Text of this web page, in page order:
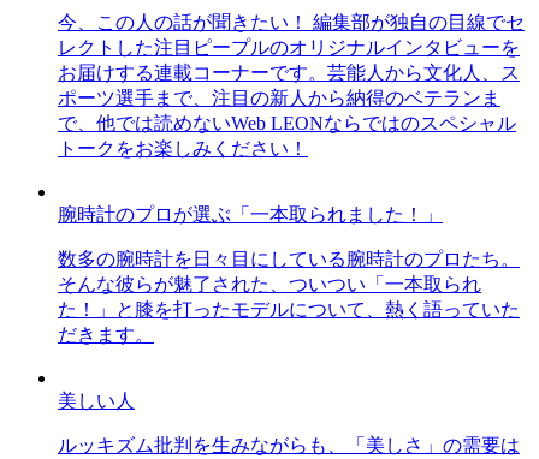
今、この人の話が聞きたい！ 編集部が独自の目線でセ
レクトした注目ピープルのオリジナルインタビューを
お届けする連載コーナーです。芸能人から文化人、ス
ポーツ選手まで、注目の新人から納得のベテランま
で、他では読めないWeb LEONならではのスペシャル
トークをお楽しみください！
腕時計のプロが選ぶ「一本取られました！」
数多の腕時計を日々目にしている腕時計のプロたち。
そんな彼らが魅了された、ついつい「一本取られ
た！」と膝を打ったモデルについて、熱く語っていた
だきます。
美しい人
ルッキズム批判を生みながらも、「美しさ」の需要は